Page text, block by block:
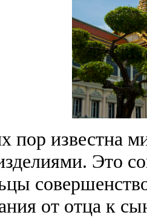
пор известна
Это
от отца к